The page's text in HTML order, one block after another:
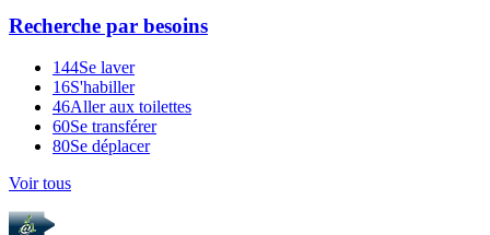
Recherche par besoins
144Se laver
16S'habiller
46Aller aux toilettes
60Se transférer
80Se déplacer
Voir tous